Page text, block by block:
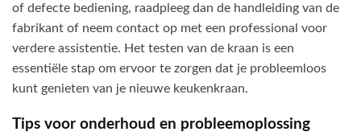
of defecte bediening, raadpleeg dan de handleiding van de
fabrikant of neem contact op met een professional voor
verdere assistentie. Het testen van de kraan is een
essentiële stap om ervoor te zorgen dat je probleemloos
kunt genieten van je nieuwe keukenkraan.
Tips voor onderhoud en probleemoplossing